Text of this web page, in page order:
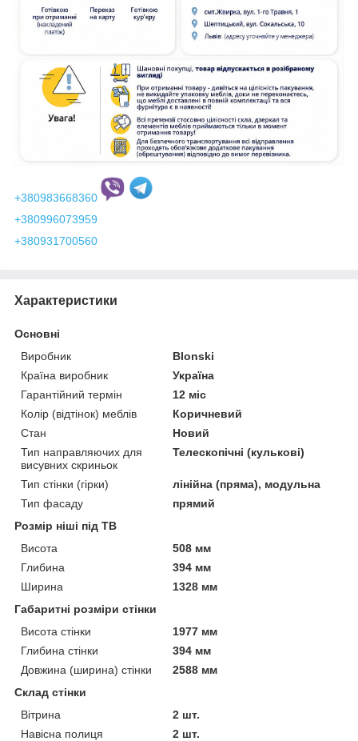
+380983668360
+380996073959
+380931700560
Характеристики
Основні
Виробник
Blonski
Країна виробник
Україна
Гарантійний термін
12 міс
Колір (відтінок) меблів
Коричневий
Стан
Новий
Тип направляючих для
висувних скриньок
Телескопічні (кулькові)
Тип стінки (гірки)
лінійна (пряма), модульна
Тип фасаду
прямий
Розмір ніші під ТВ
Висота
508 мм
Глибина
394 мм
Ширина
1328 мм
Габаритні розміри стінки
Висота стінки
1977 мм
Глибина стінки
394 мм
Довжина (ширина) стінки
2588 мм
Склад стінки
Вітрина
2 шт.
Навісна полиця
2 шт.